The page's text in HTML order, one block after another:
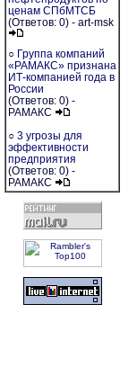
ценам СПбМТСБ
(Ответов: 0) - art-msk
○ Группа компаний
«РАМАКС» признана
ИТ-компанией года в
России
(Ответов: 0) -
РАМАКС
○ 3 угрозы для
эффективности
предприятия
(Ответов: 0) -
РАМАКС